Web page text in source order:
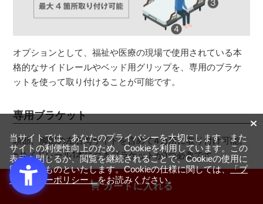
カートに入れる
オプションとして、福祉や医療の現場で使用されている本
格的なサイドレールやベッド用グリップを、専用のブラケ
ットを使って取り付けることが可能です。
専用ブラケット
頭部、脚部の左右両サイドを含めて4カ所に取り付け可能。
※サイドレール1本につきブラケットが1つ必要です。
当サイトでは、あなたのプライバシーを大切にします。また
サイトの利便性向上のため、Cookieを利用しています。この
表示を閉じるか、閲覧を継続されることで、Cookieの使用に
同意するものといたします。Cookieの仕様に関しては、「プ
ライバシーポリシー」をお読みください。